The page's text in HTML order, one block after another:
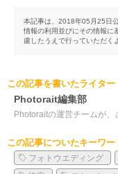
本記事は、2018年05月25日
情報の利用並びにその情報に
慮したうえで行っていただく
この記事を書いたライター
Photorait編集部
Photoraitの運営チームが、
この記事についたキーワー
フォトウエディング